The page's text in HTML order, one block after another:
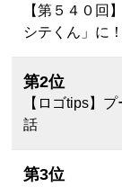
【第５４０回
シテくん」に！
第2位
【ロゴtips】
話
第3位